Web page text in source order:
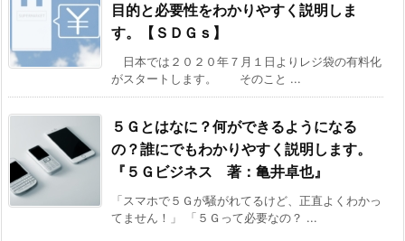
目的と必要性をわかりやすく説明しま
す。【ＳＤＧｓ】
日本では２０２０年７月１日よりレジ袋の有料化
がスタートします。 そのこと ...
５Ｇとはなに？何ができるようになる
の？誰にでもわかりやすく説明します。
『５Ｇビジネス 著：亀井卓也』
「スマホで５Ｇが騒がれてるけど、正直よくわかっ
てません！」 「５Ｇって必要なの？ ...